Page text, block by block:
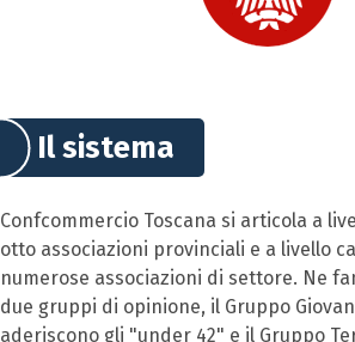
Il sistema
Confcommercio Toscana si articola a
otto associazioni provinciali e a livello
numerose associazioni di settore. Ne
due gruppi di opinione, il Gruppo
aderiscono gli "under 42" e il Gruppo